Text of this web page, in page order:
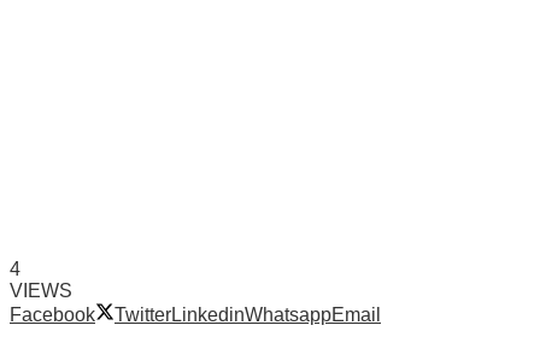
4
VIEWS
Facebook
TwitterLinkedinWhatsappEmail